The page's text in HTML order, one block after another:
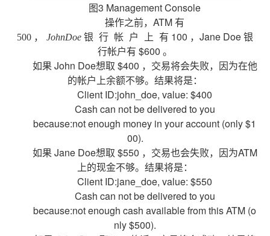
图3 Management Console
操作之前，ATM 有
500 ， JohnDoe 银 行 帐 户 上 有 100 ，Jane Doe 银
行帐户有 $600 。
如果 John Doe想取 $400 ，交易将会失败，因为在他
的帐户上余额不够。结果将是：
Client ID:john_doe, value: $400
Cash can not be delivered to you
because:not enough money in your account (only $1
00).
如果 Jane Doe想取 $550 ，交易也会失败，因为ATM
上的现金不够。结果将是：
Client ID:jane_doe, value: $550
Cash can not be delivered to you
because:not enough cash available from this ATM (o
nly $500).